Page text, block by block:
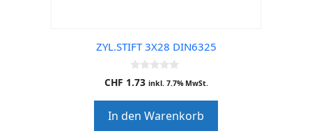
ZYL.STIFT 3X28 DIN6325
0
o
o
f
5
CHF 1.73 inkl. 7.7% MwSt.
In den Warenkorb